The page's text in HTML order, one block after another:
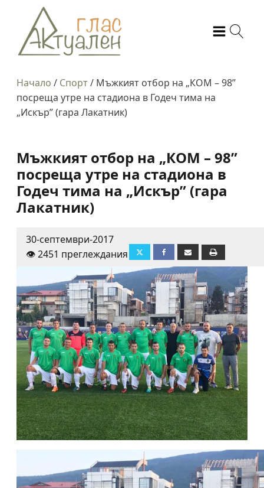
Начало / Спорт/ Мъжкият отбор на „КОМ – 98”
посреща утре на стадиона в Годеч тима на
„Искър” (гара Лакатник)
Мъжкият отбор на „КОМ – 98”
посреща утре на стадиона в
Годеч тима на „Искър” (гара
Лакатник)
30-септември-2017
👁️ 2451 преглеждания